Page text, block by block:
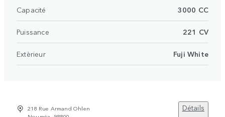
Capacité 3000 CC
Puissance 221 CV
Extèrieur Fuji White
218 Rue Armand Ohlen
Détails